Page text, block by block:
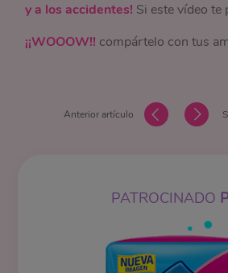
y a los accidentes! Si este vídeo te
¡¡WOOOW!! compártelo con tus
Anterior artículo
PATROCINADO